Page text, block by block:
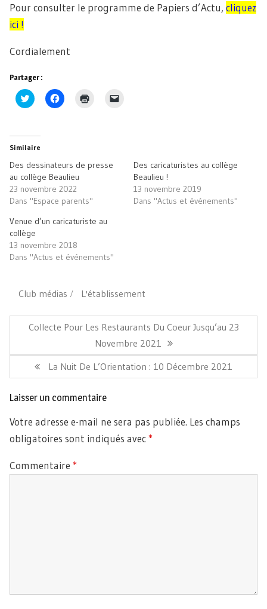
Pour consulter le programme de Papiers d’Actu, cliquez
ici !
Cordialement
Partager :
Cliquez
pour
dans
une
nouvelle
Cliquez
pour
Cliquer
ami(ouvre
dans
nouvelle
fenêtre)
Similaire
Des dessinateurs de presse
au collège Beaulieu
23 novembre 2022
Dans "Espace parents"
Des caricaturistes au collège
Beaulieu !
13 novembre 2019
Dans "Actus et événements"
Venue d’un caricaturiste au
collège
13 novembre 2018
Dans "Actus et événements"
Club médias L'établissement
Article
Collecte Pour Les Restaurants Du Coeur Jusqu’au 23
Novembre 2021
Article
Suivant:
La Nuit De L’Orientation : 10 Décembre 2021
Laisser un commentaire
Votre adresse e-mail ne sera pas publiée. Les champs
obligatoires sont indiqués avec*
Commentaire *